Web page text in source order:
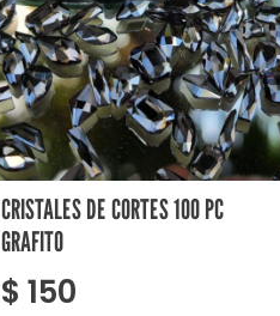
CRISTALES DE CORTES 100 PC
GRAFITO
$ 150